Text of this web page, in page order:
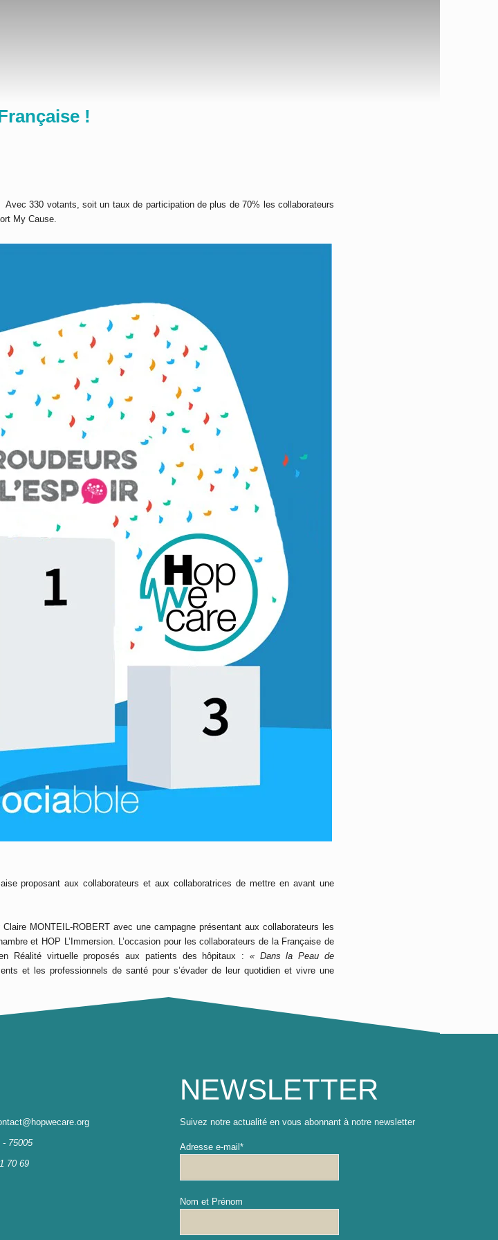
!
330 votants, soit un taux de participation de plus de 70% les collaborateurs
My Cause.
proposant aux collaborateurs et aux collaboratrices de mettre en avant une
MONTEIL-ROBERT avec une campagne présentant aux collaborateurs les
et HOP L’Immersion. L’occasion pour les collaborateurs de la Française de
Réalité virtuelle proposés aux patients des hôpitaux : « Dans la Peau de
et les professionnels de santé pour s’évader de leur quotidien et vivre une
- 75005
70 69
NEWSLETTER
Suivez notre actualité en vous abonnant à notre newsletter
Adresse e-mail*
Nom et Prénom